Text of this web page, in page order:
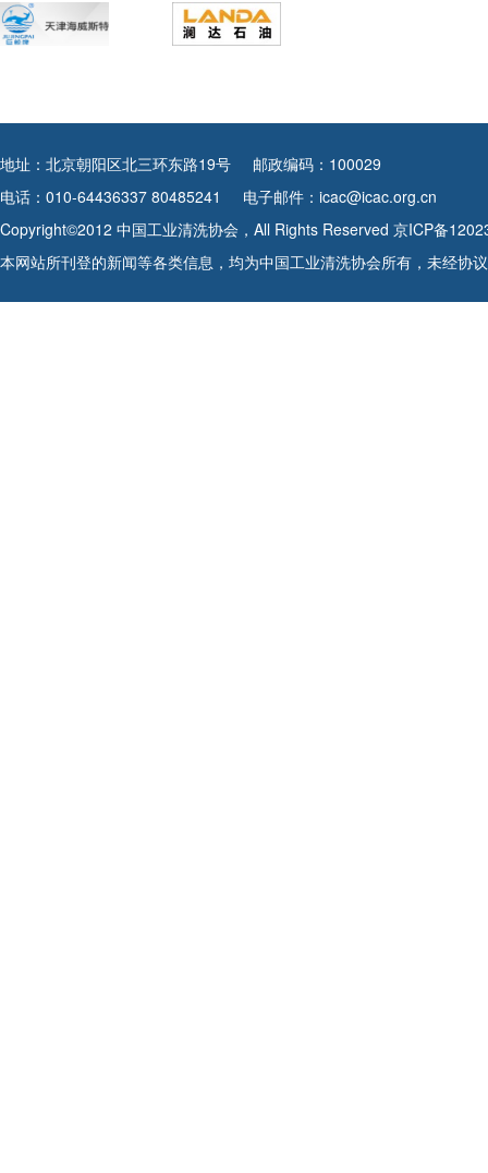
地址：北京朝阳区北三环东路19号
邮政编码：100029
电话：010-64436337 80485241
电子邮件：icac@icac.org.cn
Copyright©2012 中国工业清洗协会，All Rights Reserved 京ICP备
本网站所刊登的新闻等各类信息，均为中国工业清洗协会所有，未经协